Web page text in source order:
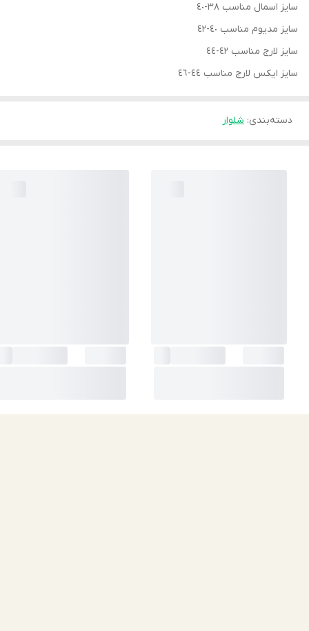
سايز اسمال مناسب ٣٨-٤٠
سايز مديوم مناسب ٤٠-٤٢
سايز لارج مناسب ٤٢-٤٤
سايز ايكس لارج مناسب ٤٤-٤٦
دسته‌بندی: شلوار